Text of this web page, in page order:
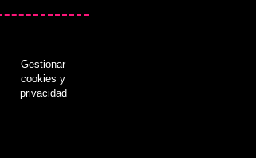
Gestionar
cookies y
privacidad